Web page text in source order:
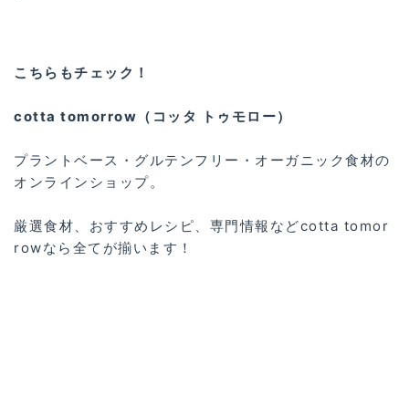
こちらもチェック！
cotta tomorrow（コッタ トゥモロー）
プラントベース・グルテンフリー・オーガニック食材の
オンラインショップ。
厳選食材、おすすめレシピ、専門情報などcotta tomor
rowなら全てが揃います！